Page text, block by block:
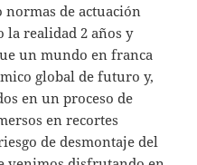
normas de actuación
la realidad 2 años y
un mundo en franca
global de futuro y,
en un proceso de
en recortes
de desmontaje del